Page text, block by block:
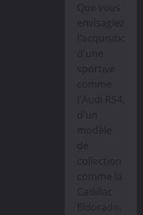
Que vous
envisagiez
l'acquisition
d'une
sportive
comme
l'Audi RS4,
d'un
modèle
de
collection
comme la
Cadillac
Eldorado,